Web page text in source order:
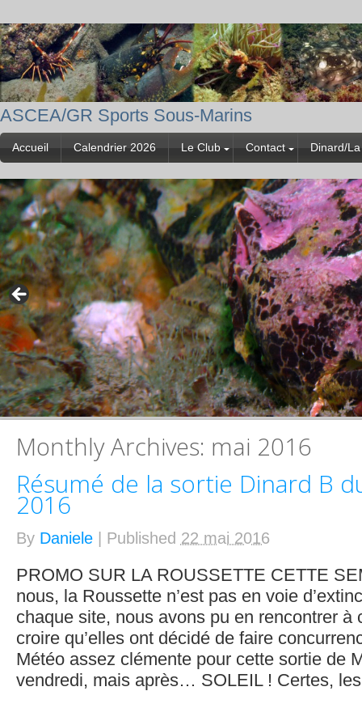
ASCEA/GR Sports Sous-Marins
Accueil Calendrier 2026 Le Club Contact Dinard/
Monthly Archives: mai 2016
Résumé de la sortie Dinard B
2016
By Daniele Published 22 mai 2016
PROMO SUR LA ROUSSETTE CETTE
nous, la Roussette n’est pas en voie
chaque site, nous avons pu en rencontrer
croire qu’elles ont décidé de faire
Météo assez clémente pour cette sortie de
vendredi, mais après… SOLEIL ! Certes,